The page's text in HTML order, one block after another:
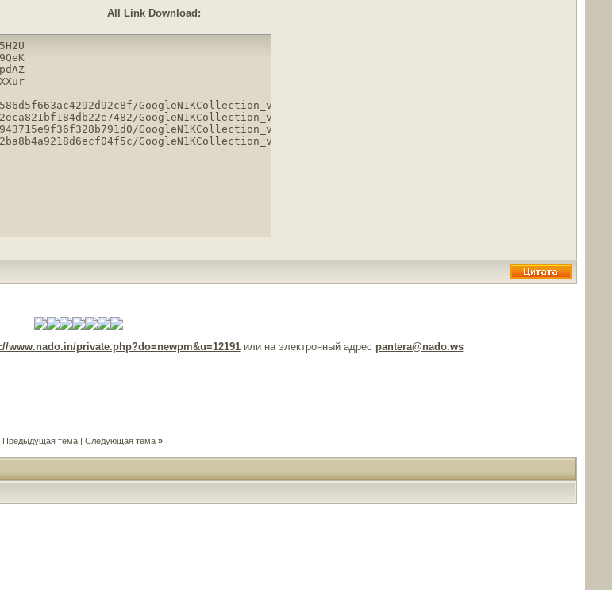
All Link Download:
GoogleN1KCollection_v1.2.7.part1.rar.html
GoogleN1KCollection_v1.2.7.part2.rar.html
GoogleN1KCollection_v1.2.7.part3.rar.html
GoogleN1KCollection_v1.2.7.part4.rar.html
www.nado.in/private.php?do=newpm&u=12191или на электронный адрес pantera@nado.ws
Предыдущая тема| Следующая тема »